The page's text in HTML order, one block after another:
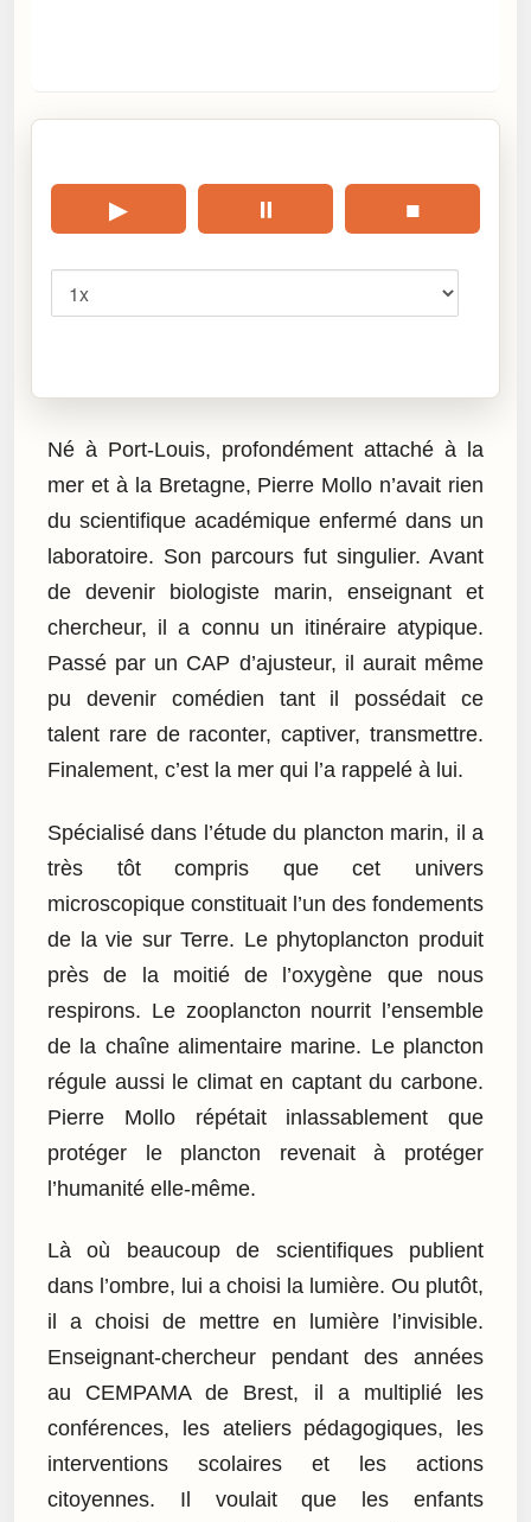
▶ ⏸ ■
Né à Port-Louis, profondément attaché à la
mer et à la Bretagne, Pierre Mollo n’avait rien
du scientifique académique enfermé dans un
laboratoire. Son parcours fut singulier. Avant
de devenir biologiste marin, enseignant et
chercheur, il a connu un itinéraire atypique.
Passé par un CAP d’ajusteur, il aurait même
pu devenir comédien tant il possédait ce
talent rare de raconter, captiver, transmettre.
Finalement, c’est la mer qui l’a rappelé à lui.
Spécialisé dans l’étude du plancton marin, il a
très tôt compris que cet univers
microscopique constituait l’un des fondements
de la vie sur Terre. Le phytoplancton produit
près de la moitié de l’oxygène que nous
respirons. Le zooplancton nourrit l’ensemble
de la chaîne alimentaire marine. Le plancton
régule aussi le climat en captant du carbone.
Pierre Mollo répétait inlassablement que
protéger le plancton revenait à protéger
l’humanité elle-même.
Là où beaucoup de scientifiques publient
dans l’ombre, lui a choisi la lumière. Ou plutôt,
il a choisi de mettre en lumière l’invisible.
Enseignant-chercheur pendant des années
au CEMPAMA de Brest, il a multiplié les
conférences, les ateliers pédagogiques, les
interventions scolaires et les actions
citoyennes. Il voulait que les enfants